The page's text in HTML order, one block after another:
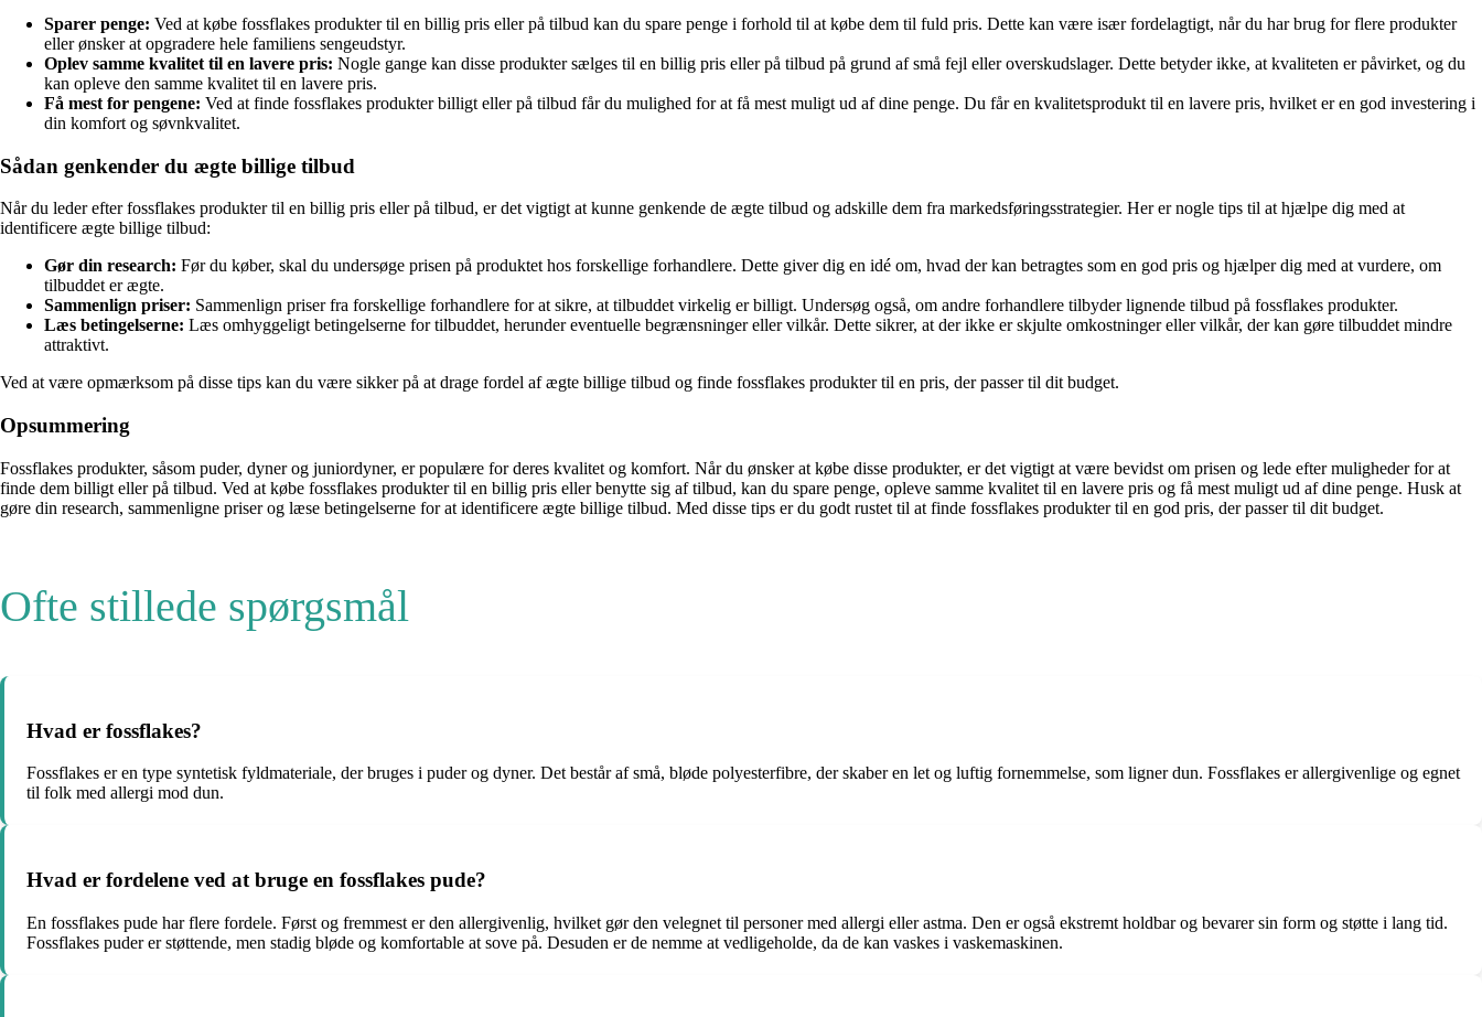
Sparer penge: Ved at købe fossflakes produkter til en billig pris eller på tilbud kan du spare penge i forhold til at købe dem til fuld pris. Dette kan være især fordelagtigt, når du har brug for flere produkter
eller ønsker at opgradere hele familiens sengeudstyr.
Oplev samme kvalitet til en lavere pris: Nogle gange kan disse produkter sælges til en billig pris eller på tilbud på grund af små fejl eller overskudslager. Dette betyder ikke, at kvaliteten er påvirket, og du
kan opleve den samme kvalitet til en lavere pris.
Få mest for pengene: Ved at finde fossflakes produkter billigt eller på tilbud får du mulighed for at få mest muligt ud af dine penge. Du får en kvalitetsprodukt til en lavere pris, hvilket er en god investering i
din komfort og søvnkvalitet.
Sådan genkender du ægte billige tilbud
Når du leder efter fossflakes produkter til en billig pris eller på tilbud, er det vigtigt at kunne genkende de ægte tilbud og adskille dem fra markedsføringsstrategier. Her er nogle tips til at hjælpe dig med at
identificere ægte billige tilbud:
Gør din research: Før du køber, skal du undersøge prisen på produktet hos forskellige forhandlere. Dette giver dig en idé om, hvad der kan betragtes som en god pris og hjælper dig med at vurdere, om
tilbuddet er ægte.
Sammenlign priser: Sammenlign priser fra forskellige forhandlere for at sikre, at tilbuddet virkelig er billigt. Undersøg også, om andre forhandlere tilbyder lignende tilbud på fossflakes produkter.
Læs betingelserne: Læs omhyggeligt betingelserne for tilbuddet, herunder eventuelle begrænsninger eller vilkår. Dette sikrer, at der ikke er skjulte omkostninger eller vilkår, der kan gøre tilbuddet mindre
attraktivt.
Ved at være opmærksom på disse tips kan du være sikker på at drage fordel af ægte billige tilbud og finde fossflakes produkter til en pris, der passer til dit budget.
Opsummering
Fossflakes produkter, såsom puder, dyner og juniordyner, er populære for deres kvalitet og komfort. Når du ønsker at købe disse produkter, er det vigtigt at være bevidst om prisen og lede efter muligheder for at
finde dem billigt eller på tilbud. Ved at købe fossflakes produkter til en billig pris eller benytte sig af tilbud, kan du spare penge, opleve samme kvalitet til en lavere pris og få mest muligt ud af dine penge. Husk at
gøre din research, sammenligne priser og læse betingelserne for at identificere ægte billige tilbud. Med disse tips er du godt rustet til at finde fossflakes produkter til en god pris, der passer til dit budget.
Ofte stillede spørgsmål
Hvad er fossflakes?
Fossflakes er en type syntetisk fyldmateriale, der bruges i puder og dyner. Det består af små, bløde polyesterfibre, der skaber en let og luftig fornemmelse, som ligner dun. Fossflakes er allergivenlige og egnet
til folk med allergi mod dun.
Hvad er fordelene ved at bruge en fossflakes pude?
En fossflakes pude har flere fordele. Først og fremmest er den allergivenlig, hvilket gør den velegnet til personer med allergi eller astma. Den er også ekstremt holdbar og bevarer sin form og støtte i lang tid.
Fossflakes puder er støttende, men stadig bløde og komfortable at sove på. Desuden er de nemme at vedligeholde, da de kan vaskes i vaskemaskinen.